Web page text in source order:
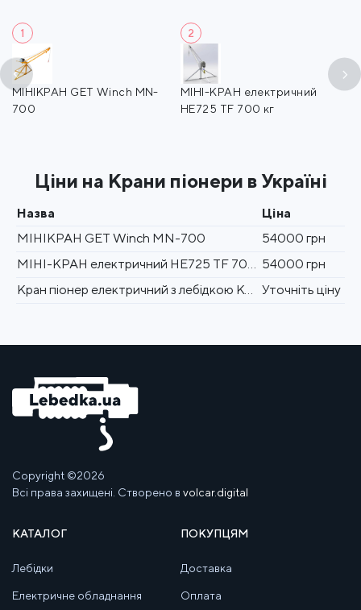
1
МІНІКРАН GET Winch MN-
700
2
МІНІ-КРАН електричний
HE725 TF 700 кг
Ціни на Крани піонери в Україні
Назва
Ціна
МІНІКРАН GET Winch MN-700
54000 грн
МІНІ-КРАН електричний HE725 TF 700 кг 54000 грн
Кран піонер електричний з лебідкою KCD 800 кг
Уточніть ціну
Copyright ©2026
Всі права захищені. Створено в volcar.digital
КАТАЛОГ
Лебідки
Електричне обладнання
ПОКУПЦЯМ
Доставка
Оплата